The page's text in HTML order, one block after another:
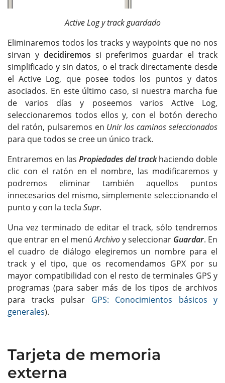
Active Log y track guardado
Eliminaremos todos los tracks y waypoints que no nos
sirvan y decidiremos si preferimos guardar el track
simplificado y sin datos, o el track directamente desde
el Active Log, que posee todos los puntos y datos
asociados. En este último caso, si nuestra marcha fue
de varios días y poseemos varios Active Log,
seleccionaremos todos ellos y, con el botón derecho
del ratón, pulsaremos en Unir los caminos seleccionados
para que todos se cree un único track.
Entraremos en lasPropiedades del trackhaciendo doble
clic con el ratón en el nombre, las modificaremos y
podremos eliminar también aquellos puntos
innecesarios del mismo, simplemente seleccionando el
punto y con la tecla Supr.
Una vez terminado de editar el track, sólo tendremos
que entrar en el menúArchivoy seleccionar Guardar. En
el cuadro de diálogo elegiremos un nombre para el
track y el tipo, que os recomendamos GPX por su
mayor compatibilidad con el resto de terminales GPS y
programas (para saber más de los tipos de archivos
para tracks pulsar GPS: Conocimientos básicos y
generales).
Tarjeta de memoria
externa